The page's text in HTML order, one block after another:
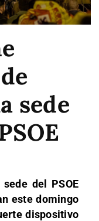
sede
del PSOE
este domingo
dispositivo